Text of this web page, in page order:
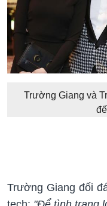
Trường Giang và
Trường Giang đối